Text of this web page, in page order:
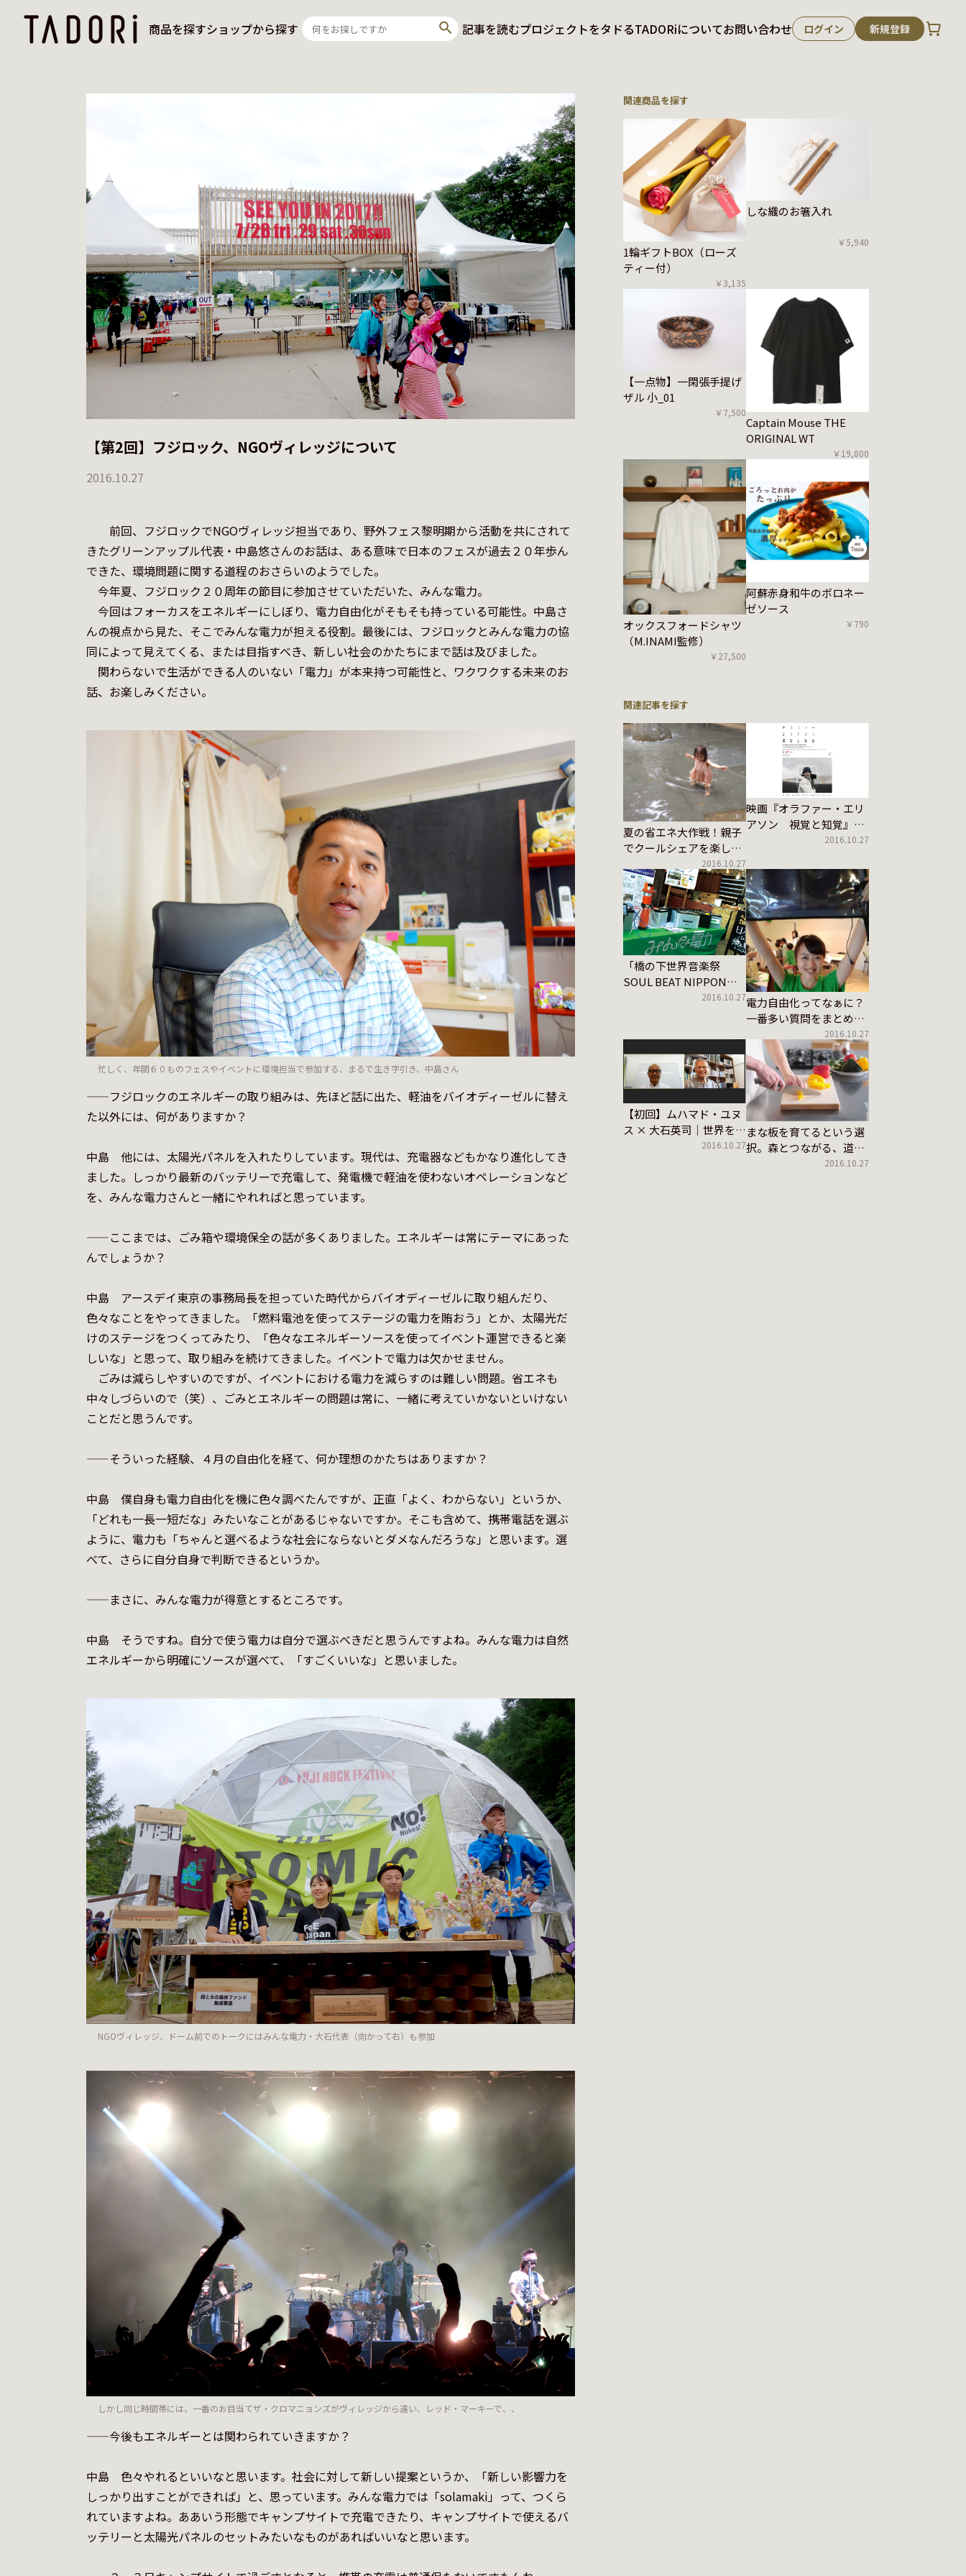
商品を探すショップから探す 記事を読むプロジェクトをタドるTADORiについてお問い合わせ ログイン 新規登録
【第2回】フジロック、NGOヴィレッジについて
2016.10.27
前回、フジロックでNGOヴィレッジ担当であり、野外フェス黎明期から活動を共にされて
きたグリーンアップル代表・中島悠さんのお話は、ある意味で日本のフェスが過去２０年歩ん
できた、環境問題に関する道程のおさらいのようでした。
今年夏、フジロック２０周年の節目に参加させていただいた、みんな電力。
今回はフォーカスをエネルギーにしぼり、電力自由化がそもそも持っている可能性。中島さ
んの視点から見た、そこでみんな電力が担える役割。最後には、フジロックとみんな電力の協
同によって見えてくる、または目指すべき、新しい社会のかたちにまで話は及びました。
関わらないで生活ができる人のいない「電力」が本来持つ可能性と、ワクワクする未来のお
話、お楽しみください。
忙しく、年間６０ものフェスやイベントに環境担当で参加する、まるで生き字引き、中島さん
——フジロックのエネルギーの取り組みは、先ほど話に出た、軽油をバイオディーゼルに替え
た以外には、何がありますか？
中島　他には、太陽光パネルを入れたりしています。現代は、充電器などもかなり進化してき
ました。しっかり最新のバッテリーで充電して、発電機で軽油を使わないオペレーションなど
を、みんな電力さんと一緒にやれればと思っています。
——ここまでは、ごみ箱や環境保全の話が多くありました。エネルギーは常にテーマにあった
んでしょうか？
中島　アースデイ東京の事務局長を担っていた時代からバイオディーゼルに取り組んだり、
色々なことをやってきました。「燃料電池を使ってステージの電力を賄おう」とか、太陽光だ
けのステージをつくってみたり、「色々なエネルギーソースを使ってイベント運営できると楽
しいな」と思って、取り組みを続けてきました。イベントで電力は欠かせません。
ごみは減らしやすいのですが、イベントにおける電力を減らすのは難しい問題。省エネも
中々しづらいので（笑）、ごみとエネルギーの問題は常に、一緒に考えていかないといけない
ことだと思うんです。
——そういった経験、４月の自由化を経て、何か理想のかたちはありますか？
中島　僕自身も電力自由化を機に色々調べたんですが、正直「よく、わからない」というか、
「どれも一長一短だな」みたいなことがあるじゃないですか。そこも含めて、携帯電話を選ぶ
ように、電力も「ちゃんと選べるような社会にならないとダメなんだろうな」と思います。選
べて、さらに自分自身で判断できるというか。
——まさに、みんな電力が得意とするところです。
中島　そうですね。自分で使う電力は自分で選ぶべきだと思うんですよね。みんな電力は自然
NGOヴィレッジ、ドーム前でのトークにはみんな電力・大石代表（向かって右）も参加
しかし同じ時間帯には、一番のお目当てザ・クロマニョンズがヴィレッジから遠い、レッド・マーキーで、、
——今後もエネルギーとは関わられていきますか？
中島　色々やれるといいなと思います。社会に対して新しい提案というか、「新しい影響力を
しっかり出すことができれば」と、思っています。みんな電力では「solamaki」って、つくら
れていますよね。ああいう形態でキャンプサイトで充電できたり、キャンプサイトで使えるバ
ッテリーと太陽光パネルのセットみたいなものがあればいいなと思います。
関連商品を探す
1輪ギフトBOX（ローズ
ティー付）
￥3,135
しな織のお箸入れ
￥5,940
【一点物】一閑張手提げ
ザル 小_01
￥7,500
Captain Mouse THE
ORIGINAL WT
￥19,800
オックスフォードシャツ
（M.INAMI監修）
￥27,500
阿蘇赤身和牛のボロネー
ゼソース
￥790
関連記事を探す
夏の省エネ大作戦！親子
でクールシェアを楽しも
2016.10.27
映画『オラファー・エリ
アソン 視覚と知覚』に
2016.10.27
「橋の下世界音楽祭
SOUL BEAT NIPPON
2016.10.27電力自由化ってなぁに？
一番多い質問をまとめま
2016.10.27
【初回】ムハマド・ユヌ
ス × 大石英司｜世界を治
2016.10.27
まな板を育てるという選
択。森とつながる、道具
2016.10.27